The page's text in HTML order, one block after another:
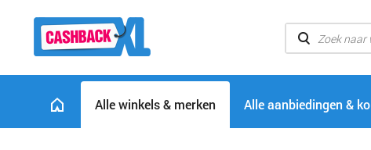
Alle winkels & merken Alle aanbiedingen &